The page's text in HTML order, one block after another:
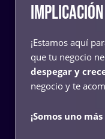
IMPLICACIÓN
¡Estamos aquí
que tu negocio
despegar y
negocio y te
¡Somos uno